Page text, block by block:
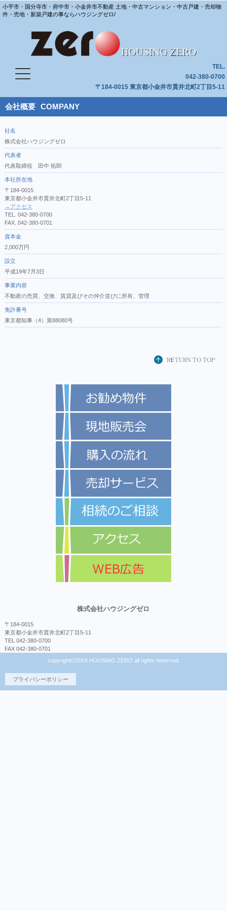
小平市・国分寺市・府中市・小金井市不動産 土地・中古マンション・中古戸建・売却物
件・売地・新築戸建の事ならハウジングゼロ/
TEL.
042-380-0700
〒184-0015 東京都小金井市貫井北町2丁目5-11
会社概要 COMPANY
社名
株式会社ハウジングゼロ
代表者
代表取締役 田中 拓郎
本社所在地
〒184-0015
東京都小金井市貫井北町2丁目5-11
→アクセス
TEL. 042-380-0700
FAX. 042-380-0701
資本金
2,000万円
設立
平成19年7月3日
事業内容
不動産の売買、交換、賃貸及びその仲介並びに所有、管理
免許番号
東京都知事（4）第88080号
株式会社ハウジングゼロ
〒184-0015
東京都小金井市貫井北町2丁目5-11
TEL 042-380-0700
FAX 042-380-0701
copyright©20XX HOUSING ZERO all rights reserved.
プライバシーポリシー